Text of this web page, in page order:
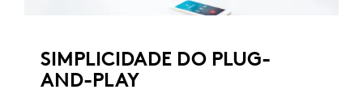
SIMPLICIDADE DO PLUG-
AND-PLAY